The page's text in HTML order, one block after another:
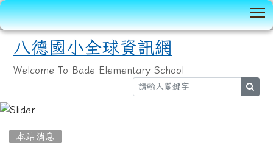
八德國小全球資訊網
Welcome To Bade Elementary School
本站消息